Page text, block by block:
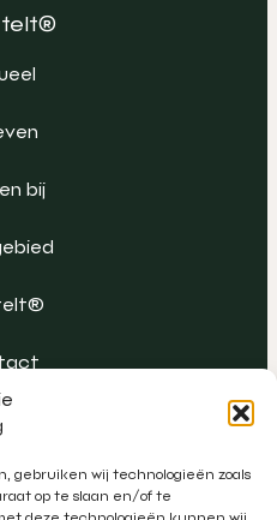
gebruiken wij technologieën zoals
op te slaan en/of te
telt®
bij